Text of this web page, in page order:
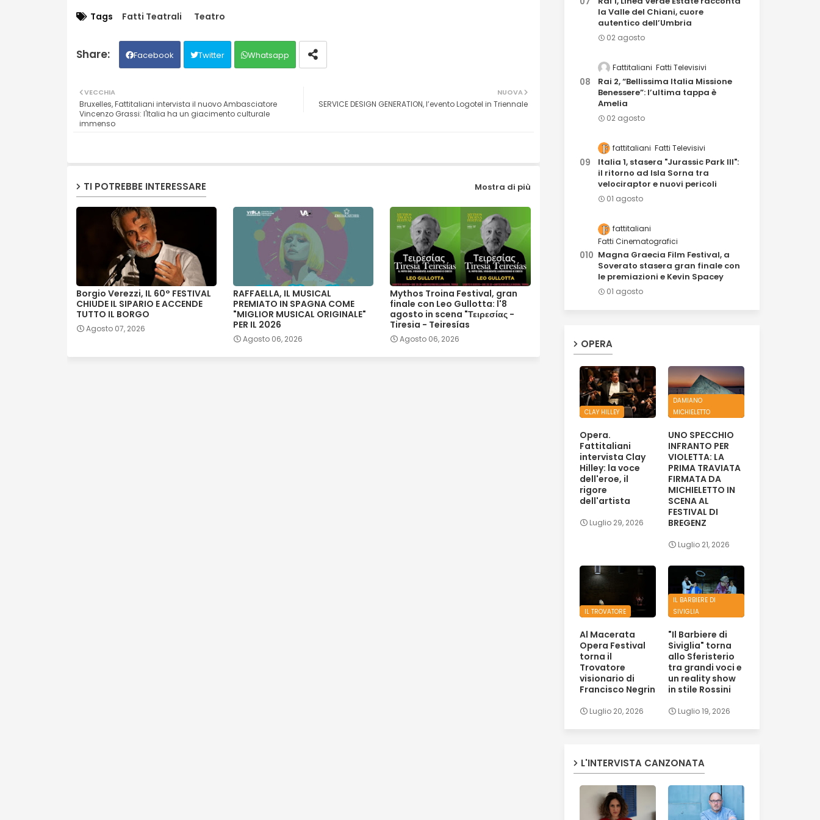
Tags Fatti Teatrali Teatro
Facebook Twitter Whatsapp
NUOVA
SERVICE DESIGN GENERATION, l’evento Logotel in Triennale
VECCHIA
Bruxelles, Fattitaliani intervista il nuovo Ambasciatore
Vincenzo Grassi: l'Italia ha un giacimento culturale
immenso
TI POTREBBE INTERESSARE Mostra di più
Borgio Verezzi, IL 60° FESTIVAL
CHIUDE IL SIPARIO E ACCENDE
TUTTO IL BORGO
Agosto 07, 2026
RAFFAELLA, IL MUSICAL
PREMIATO IN SPAGNA COME
"MIGLIOR MUSICAL ORIGINALE"
PER IL 2026
Agosto 06, 2026
Mythos Troina Festival, gran
finale con Leo Gullotta: l'8
agosto in scena "Τειρεσίας -
Tiresia - Teiresías
Agosto 06, 2026
la Valle del Chiani, cuore
autentico dell’Umbria
02 agosto
Fattitaliani Fatti Televisivi
Rai 2, “Bellissima Italia Missione
Benessere”: l’ultima tappa è
Amelia
02 agosto
fattitaliani Fatti Televisivi
Italia 1, stasera "Jurassic Park III":
il ritorno ad Isla Sorna tra
velociraptor e nuovi pericoli
01 agosto
fattitaliani
Fatti Cinematografici
Magna Graecia Film Festival, a
Soverato stasera gran finale con
le premiazioni e Kevin Spacey
01 agosto
OPERA
CLAY HILLEY
Opera.
Fattitaliani
intervista Clay
Hilley: la voce
dell'eroe, il
rigore
dell'artista
Luglio 29, 2026
DAMIANO
MICHIELETTO
UNO SPECCHIO
INFRANTO PER
VIOLETTA: LA
PRIMA TRAVIATA
FIRMATA DA
MICHIELETTO IN
SCENA AL
FESTIVAL DI
BREGENZ
Luglio 21, 2026
IL TROVATORE
Al Macerata
Opera Festival
torna il
Trovatore
visionario di
Francisco Negrin
Luglio 20, 2026
IL BARBIERE DI
SIVIGLIA
"Il Barbiere di
Siviglia" torna
allo Sferisterio
tra grandi voci e
un reality show
in stile Rossini
Luglio 19, 2026
L'INTERVISTA CANZONATA